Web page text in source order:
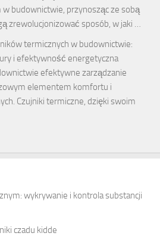
budownictwie, przynosząc ze sobą
zrewolucjonizować sposób, w jaki …
termicznych w budownictwie:
i efektywność energetyczna
efektywne zarządzanie
elementem komfortu i
Czujniki termiczne, dzięki swoim
wykrywanie i kontrola substancji
czadu kidde